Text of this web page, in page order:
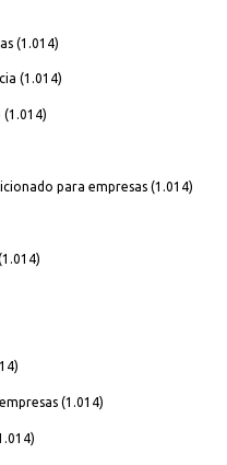
(1.014)
(1.014)
(1.014)
para empresas (1.014)
(1.014)